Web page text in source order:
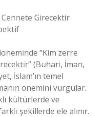
Cennete Girecektir
“Kim zerre
(Buhari, İman,
İslam’ın temel
önemini vurgular.
kültürlerde ve
şekillerde ele alınır.